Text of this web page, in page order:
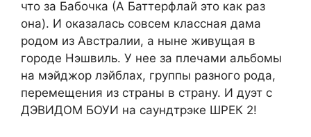
что за Бабочка (А Баттерфлай это как раз
она). И оказалась совсем классная дама
родом из Австралии, а ныне живущая в
городе Нэшвиль. У нее за плечами альбомы
на мэйджор лэйблах, группы разного рода,
перемещения из страны в страну. И дуэт с
ДЭВИДОМ БОУИ на саундтрэке ШРЕК 2!